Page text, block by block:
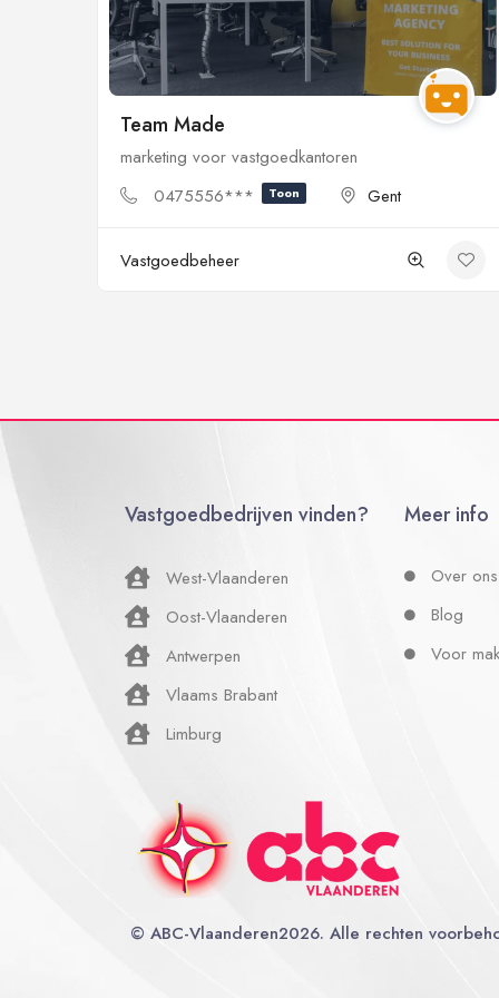
Team Made
marketing voor vastgoedkantoren
0475556***
Toon Gent
Vastgoedbeheer
Vastgoedbedrijven vinden?
West-Vlaanderen
Oost-Vlaanderen
Antwerpen
Vlaams Brabant
Limburg
Meer info
Over ons
Blog
Voor
© ABC-Vlaanderen2026. Alle rechten